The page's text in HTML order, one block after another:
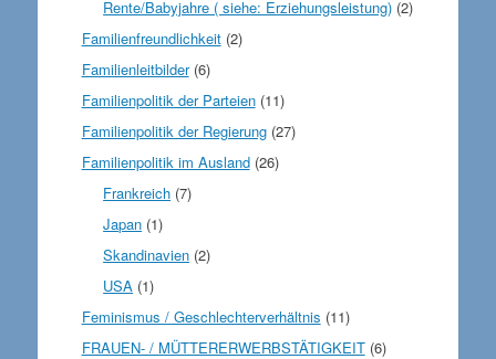
Rente/Babyjahre ( siehe: Erziehungsleistung) (2)
Familienfreundlichkeit(2)
Familienleitbilder(6)
Familienpolitik der Parteien(11)
Familienpolitik der Regierung(27)
Familienpolitik im Ausland(26)
Frankreich (7)
Japan (1)
Skandinavien (2)
USA (1)
Feminismus / Geschlechterverhältnis (11)
FRAUEN- / MÜTTERERWERBSTÄTIGKEIT(6)